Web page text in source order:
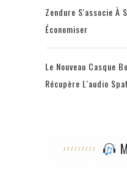
Zendure S'associe À
Économiser
Le Nouveau Casque
Récupère L'audio